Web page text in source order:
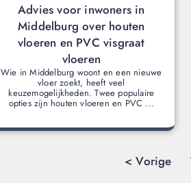
Advies voor inwoners in
Middelburg over houten
vloeren en PVC visgraat
vloeren
Wie in Middelburg woont en een nieuwe
vloer zoekt, heeft veel
keuzemogelijkheden. Twee populaire
opties zijn houten vloeren en PVC ...
< Vorige